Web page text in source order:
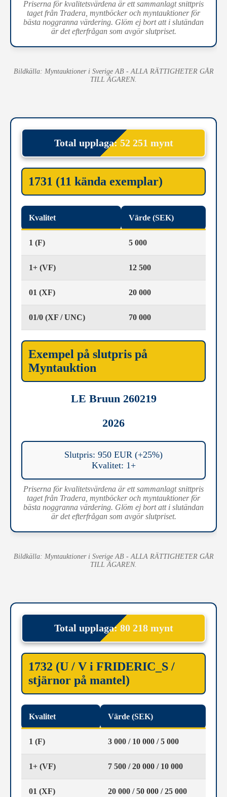
Priserna för kvalitetsvärdena är ett sammanlagt snittpris
taget från Tradera, myntböcker och myntauktioner för
bästa noggranna värdering. Glöm ej bort att i slutändan
är det efterfrågan som avgör slutpriset.
Bildkälla: Myntauktioner i Sverige AB - ALLA RÄTTIGHETER GÅR
TILL ÄGAREN.
Total upplaga: 52 251 mynt
1731 (11 kända exemplar)
Kvalitet Värde (SEK)
1 (F) 5 000
1+ (VF) 12 500
01 (XF) 20 000
01/0 (XF / UNC) 70 000
Exempel på slutpris på
Myntauktion
LE Bruun 260219
2026
Slutpris: 950 EUR (+25%)
Kvalitet: 1+
Priserna för kvalitetsvärdena är ett sammanlagt snittpris
taget från Tradera, myntböcker och myntauktioner för
bästa noggranna värdering. Glöm ej bort att i slutändan
är det efterfrågan som avgör slutpriset.
Bildkälla: Myntauktioner i Sverige AB - ALLA RÄTTIGHETER GÅR
TILL ÄGAREN.
Total upplaga: 80 218 mynt
1732 (U / V i FRIDERIC_S /
stjärnor på mantel)
Kvalitet Värde (SEK)
1 (F) 3 000 / 10 000 / 5 000
1+ (VF) 7 500 / 20 000 / 10 000
01 (XF) 20 000 / 50 000 / 25 000